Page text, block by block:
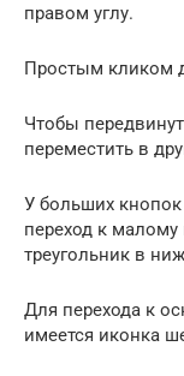
правом углу.
Простым кликом
Чтобы
переместить в
У больших
переход к
треугольник в
Для перехода к
имеется иконка